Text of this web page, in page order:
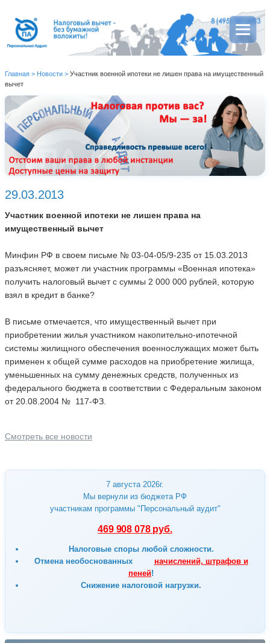
7 августа 2026г.
Мы вернули из бюджета РФ
участникам программы "Персональный аудит"
469 908 078 руб.
Налоговые споры любой сложности.
Отмена необоснованных начислений, штрафов и
пеней!
Снижение налоговой нагрузки.
Главная > Новости > Участник военной ипотеки не лишен права на имущественный
вычет
29.03.2013
Участник военной ипотеки не лишен права на
имущественный вычет
Минфин РФ в своем письме № 03-04-05/9-235 от 15.03.2013
разъясняет, может ли участник программы «Военная ипотека»
получить налоговый вычет с суммы 2 000 000 рублей, которую
взял в кредит в банке?
В письме отмечается, что имущественный вычет при
приобретении жилья участником накопительно-ипотечной
системы жилищного обеспечения военнослужащих может быть
применен к общей сумме расходов на приобретение жилища,
уменьшенных на сумму денежных средств, полученных из
федерального бюджета в соответствии с Федеральным законом
от 20.08.2004 № 117-ФЗ.
Смотреть все новости